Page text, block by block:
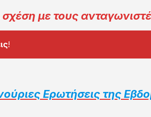
σχέση με τους
!
Ερωτήσεις της